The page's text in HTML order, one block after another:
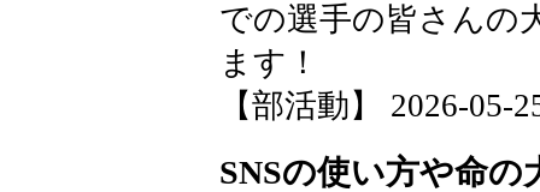
での選手の皆さんの
ます！
【部活動】 2026-05-
SNSの使い方や命